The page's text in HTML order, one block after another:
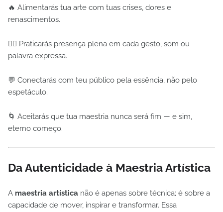
🔥 Alimentarás tua arte com tuas crises, dores e
renascimentos.
🧘‍♂️ Praticarás presença plena em cada gesto, som ou
palavra expressa.
💬 Conectarás com teu público pela essência, não pelo
espetáculo.
🌀 Aceitarás que tua maestria nunca será fim — e sim,
eterno começo.
Da Autenticidade à Maestria Artística
A maestria artística não é apenas sobre técnica; é sobre a
capacidade de mover, inspirar e transformar. Essa